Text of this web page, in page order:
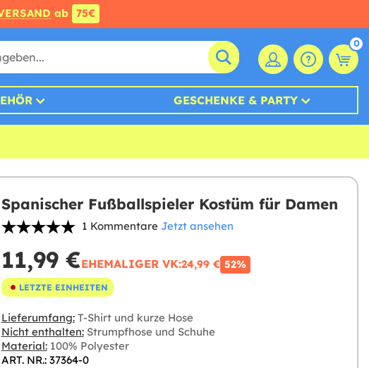
ab 75€
0
GESCHENKE & PARTY
Spanischer Fußballspieler Kostüm für Damen
1 Kommentare Jetzt ansehen
11,99 €EHEMALIGER VK:24,99 € 52%
LETZTE EINHEITEN
Lieferumfang:T-Shirt und kurze Hose
Nicht enthalten:Strumpfhose und Schuhe
Material:100% Polyester
ART. NR.: 37364-0